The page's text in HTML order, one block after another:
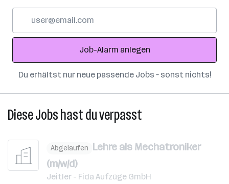
Adresse
Job-Alarm anlegen
Du erhältst nur neue passende Jobs – sonst nichts!
Diese Jobs hast du verpasst
Abgelaufen Lehre als Mechatroniker
(m/w/d)
Jeitler - Fida Aufzüge GmbH